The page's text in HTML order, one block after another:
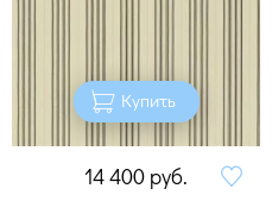
Купить
14 400 руб.